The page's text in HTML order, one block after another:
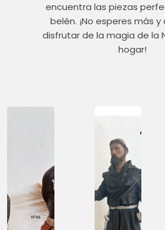
encuentra las piezas
belén. ¡No esperes más
disfrutar de la magia de la
hogar!